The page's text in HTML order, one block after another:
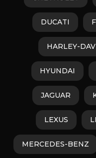
DUCATI
HARLEY-
HYUNDAI
JAGUAR
LEXUS
MERCEDES-BENZ